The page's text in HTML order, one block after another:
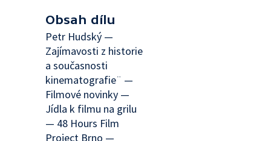
Obsah dílu
Petr Hudský —
Zajímavosti z historie
a současnosti
kinematografie¨ —
Filmové novinky —
Jídla k filmu na grilu
— 48 Hours Film
Project Brno —